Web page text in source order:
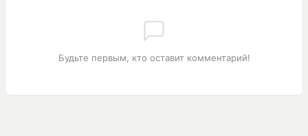
Будьте первым, кто оставит комментарий!